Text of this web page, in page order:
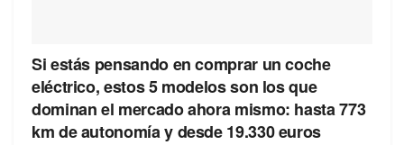
Si estás pensando en comprar un coche
eléctrico, estos 5 modelos son los que
dominan el mercado ahora mismo: hasta 773
km de autonomía y desde 19.330 euros